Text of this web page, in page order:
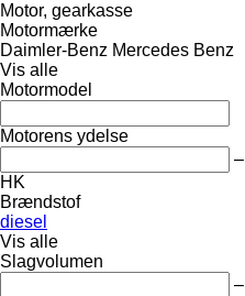
Motor, gearkasse
Motormærke
Daimler-Benz Mercedes Benz
Vis alle
Motormodel
Motorens ydelse
–
HK
Brændstof
diesel
Vis alle
Slagvolumen
–